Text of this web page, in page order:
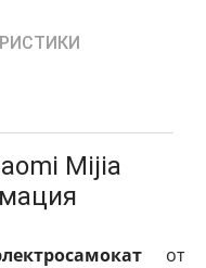
Mijia
от